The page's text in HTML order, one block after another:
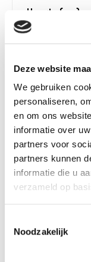
Deze website
We gebruiken
personaliseren,
en om ons
informatie over
partners voor
partners kunnen
informatie die u
verzameld op
Noodzakelijk
Hoogte (cm):
Breedte (cm):
Diameter (cm):
Artikel
Bekijk
Beschikbaar